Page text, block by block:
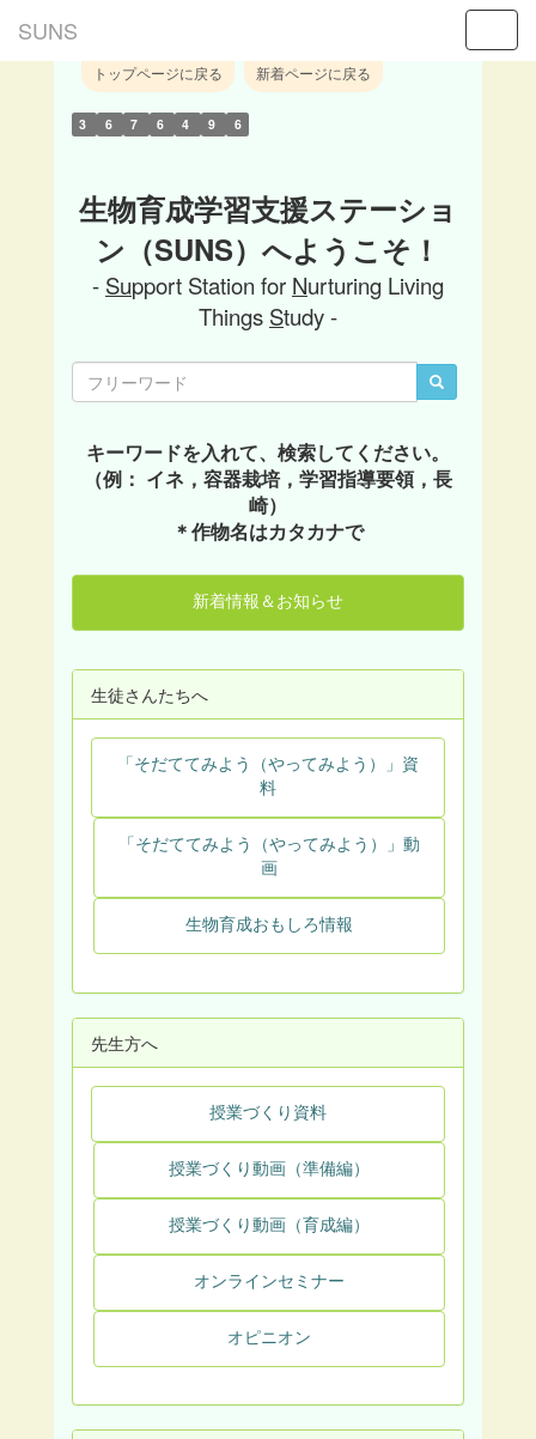
SUNS
トップページに戻る 新着ページに戻る
3 6 7 6 4 9 6
生物育成学習支援ステーショ
ン（SUNS）へようこそ！
- Support Station for Nurturing Living
Things Study -
キーワードを入れて、検索してください。
（例： イネ，容器栽培，学習指導要領，長
崎）
＊作物名はカタカナで
新着情報＆お知らせ
生徒さんたちへ
「そだててみよう（やってみよう）」資
料
「そだててみよう（やってみよう）」動
画
生物育成おもしろ情報
先生方へ
授業づくり資料
授業づくり動画（準備編）
授業づくり動画（育成編）
オンラインセミナー
オピニオン